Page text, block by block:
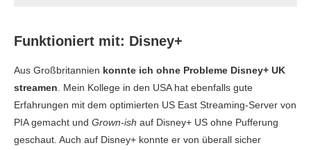
Funktioniert mit: Disney+
Aus Großbritannien konnte ich ohne Probleme Disney+ UK
streamen . Mein Kollege in den USA hat ebenfalls gute
Erfahrungen mit dem optimierten US East Streaming-Server von
PIA gemacht und Grown-ish auf Disney+ US ohne Pufferung
geschaut. Auch auf Disney+ konnte er von überall sicher